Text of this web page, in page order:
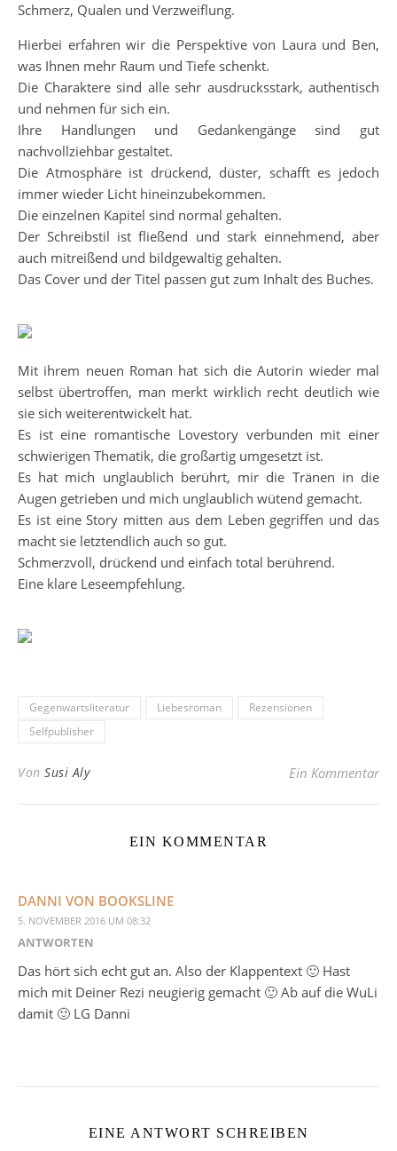
Schmerz, Qualen und Verzweiflung.
Hierbei erfahren wir die Perspektive von Laura und Ben,
was Ihnen mehr Raum und Tiefe schenkt.
Die Charaktere sind alle sehr ausdrucksstark, authentisch
und nehmen für sich ein.
Ihre Handlungen und Gedankengänge sind gut
nachvollziehbar gestaltet.
Die Atmosphäre ist drückend, düster, schafft es jedoch
immer wieder Licht hineinzubekommen.
Die einzelnen Kapitel sind normal gehalten.
Der Schreibstil ist fließend und stark einnehmend, aber
auch mitreißend und bildgewaltig gehalten.
Das Cover und der Titel passen gut zum Inhalt des Buches.
Mit ihrem neuen Roman hat sich die Autorin wieder mal
selbst übertroffen, man merkt wirklich recht deutlich wie
sie sich weiterentwickelt hat.
Es ist eine romantische Lovestory verbunden mit einer
schwierigen Thematik, die großartig umgesetzt ist.
Es hat mich unglaublich berührt, mir die Tränen in die
Augen getrieben und mich unglaublich wütend gemacht.
Es ist eine Story mitten aus dem Leben gegriffen und das
macht sie letztendlich auch so gut.
Schmerzvoll, drückend und einfach total berührend.
Eine klare Leseempfehlung.
Gegenwartsliteratur Liebesroman
Rezensionen
Selfpublisher
Von Susi Aly Ein Kommentar
EIN KOMMENTAR
DANNI VON BOOKSLINE
5. NOVEMBER 2016 UM 08:32
ANTWORTEN
Das hört sich echt gut an. Also der Klappentext 🙂 Hast
mich mit Deiner Rezi neugierig gemacht 🙂 Ab auf die WuLi
damit 🙂 LG Danni
EINE ANTWORT SCHREIBEN